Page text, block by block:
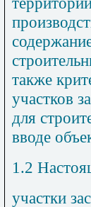
также
участков
для
вводе
1.2
участки